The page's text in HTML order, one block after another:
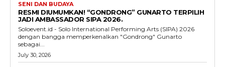
SENI DAN BUDAYA
RESMI DIUMUMKAN! “GONDRONG” GUNARTO TERPILIH
JADI AMBASSADOR SIPA 2026.
Soloevent.id - Solo International Performing Arts (SIPA) 2026
dengan bangga memperkenalkan "Gondrong" Gunarto
sebagai...
July 30, 2026